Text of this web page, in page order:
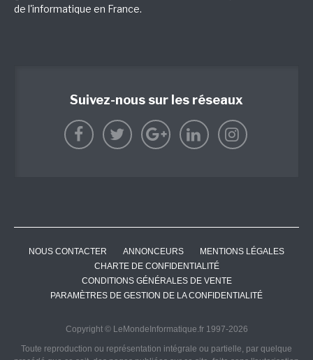
de l'informatique en France.
Suivez-nous sur les réseaux
NOUS CONTACTER ANNONCEURS
MENTIONS LÉGALES
CHARTE DE CONFIDENTIALITÉ
CONDITIONS GÉNÉRALES DE VENTE
PARAMÈTRES DE GESTION DE LA CONFIDENTIALITÉ
Copyright © LeMondeInformatique.fr 1997-2026
Toute reproduction ou représentation intégrale ou partielle, par quelque